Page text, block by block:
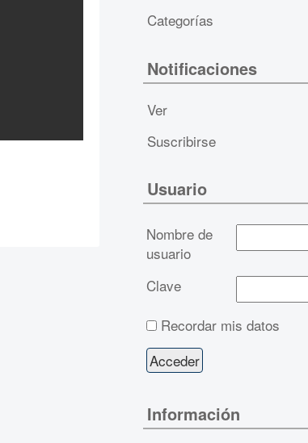
Categorías
Notificaciones
Ver
Suscribirse
Usuario
Nombre de
usuario
Clave
Recordar mis datos
Información